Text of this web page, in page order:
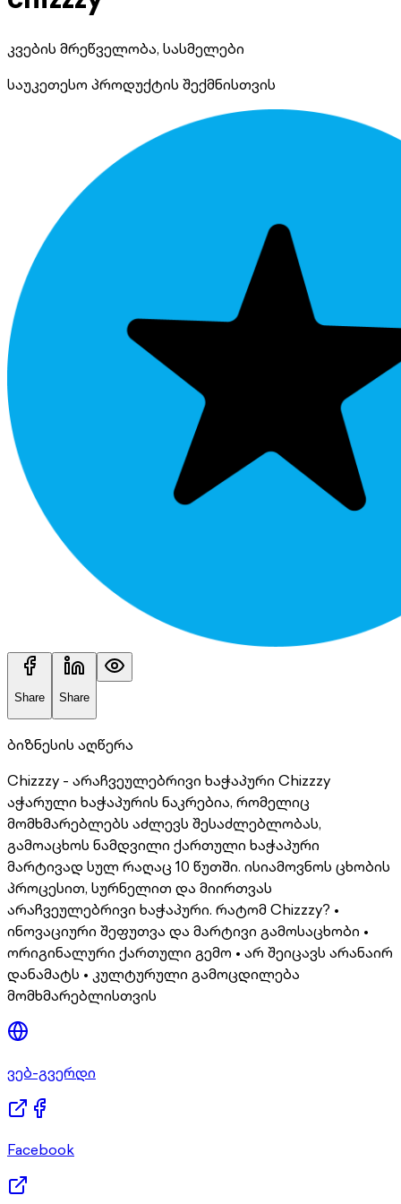
კვების მრეწველობა, სასმელები
საუკეთესო პროდუქტის შექმნისთვის
Share Share
ბიზნესის აღწერა
Chizzzy - არაჩვეულებრივი ხაჭაპური Chizzzy
აჭარული ხაჭაპურის ნაკრებია, რომელიც
მომხმარებლებს აძლევს შესაძლებლობას,
გამოაცხოს ნამდვილი ქართული ხაჭაპური
მარტივად სულ რაღაც 10 წუთში. ისიამოვნოს ცხობის
პროცესით, სურნელით და მიირთვას
არაჩვეულებრივი ხაჭაპური. რატომ Chizzzy? •
ინოვაციური შეფუთვა და მარტივი გამოსაცხობი •
ორიგინალური ქართული გემო • არ შეიცავს არანაირ
დანამატს • კულტურული გამოცდილება
მომხმარებლისთვის
ვებ-გვერდი
Facebook